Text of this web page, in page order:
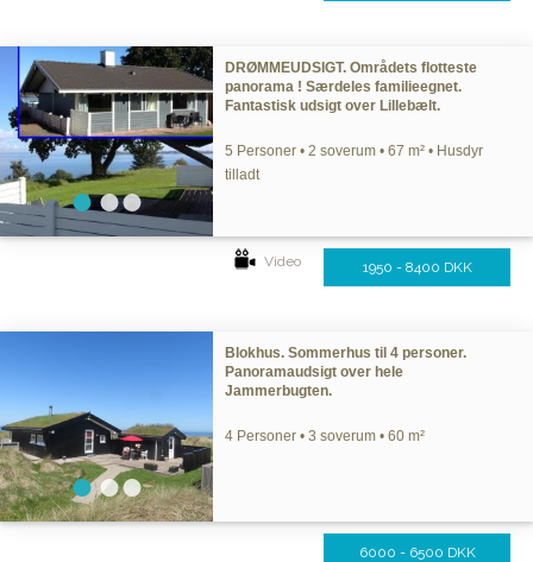
DRØMMEUDSIGT. Områdets flotteste
panorama ! Særdeles familieegnet.
Fantastisk udsigt over Lillebælt.
5 Personer • 2 soverum • 67 m² • Husdyr
tilladt
Video 1950 - 8400 DKK
Blokhus. Sommerhus til 4 personer.
Panoramaudsigt over hele
Jammerbugten.
4 Personer • 3 soverum • 60 m²
6000 - 6500 DKK